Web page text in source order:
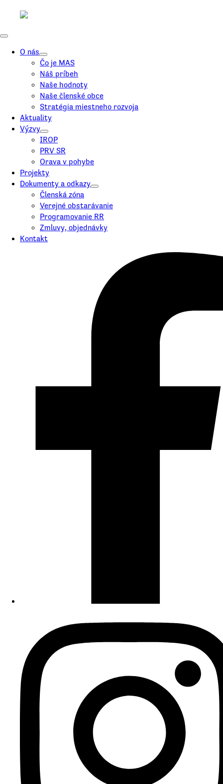
O nás
Čo je MAS
Náš príbeh
Naše hodnoty
Naše členské obce
Stratégia miestneho rozvoja
Aktuality
Výzvy
IROP
PRV SR
Orava v pohybe
Projekty
Dokumenty a odkazy
Členská zóna
Verejné obstarávanie
Programovanie RR
Zmluvy, objednávky
Kontakt